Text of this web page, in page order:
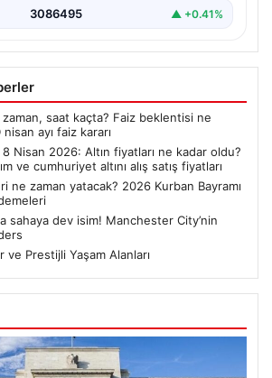
3086495 ▲ +0.41%
zaman, saat kaçta? Faiz beklentisi ne
ayı faiz kararı
8 Nisan 2026: Altın fiyatları ne kadar oldu?
ve cumhuriyet altını alış satış fiyatları
ne zaman yatacak? 2026 Kurban Bayramı
sahaya dev isim! Manchester City’nin
Prestijli Yaşam Alanları